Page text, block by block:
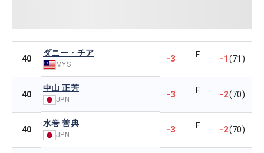
40
ダニー・チア
MYS
-3 F -1(71)
40
中山 正芳
JPN -3 F -2(70)
40
水巻 善典
JPN -3 F -2(70)